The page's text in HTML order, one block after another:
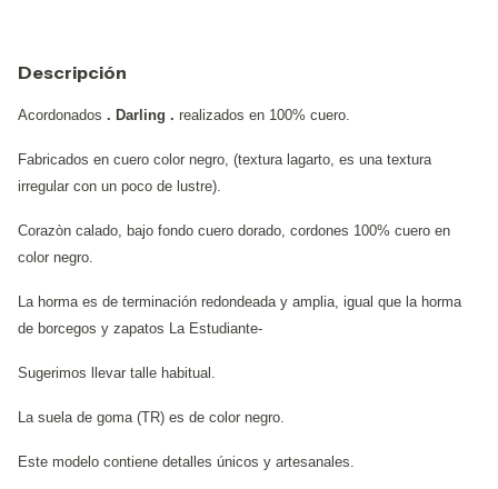
Descripción
Acordonados . Darling . realizados en 100% cuero.
Fabricados en cuero color negro, (textura lagarto, es una textura
irregular con un poco de lustre).
Corazòn calado, bajo fondo cuero dorado, cordones 100% cuero en
color negro.
La horma es de terminación redondeada y amplia, igual que la horma
de borcegos y zapatos La Estudiante-
Sugerimos llevar talle habitual.
La suela de goma (TR) es de color negro.
Este modelo contiene detalles únicos y artesanales.